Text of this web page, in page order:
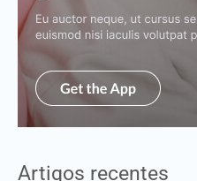
Artigos recentes